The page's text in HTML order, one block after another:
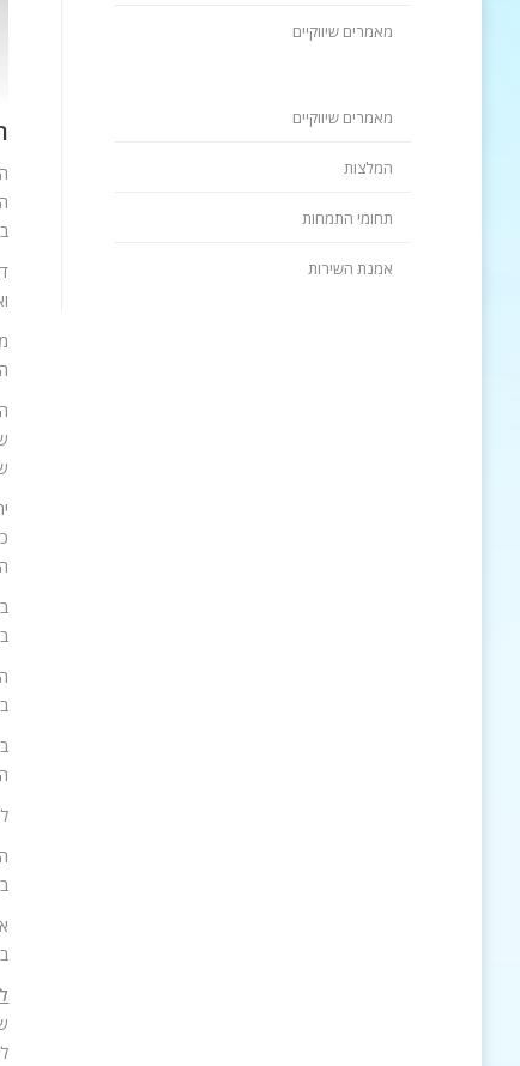
מאמרים שיווקיים
מאמרים שיווקיים
המלצות
תחומי התמחות
אמנת השירות